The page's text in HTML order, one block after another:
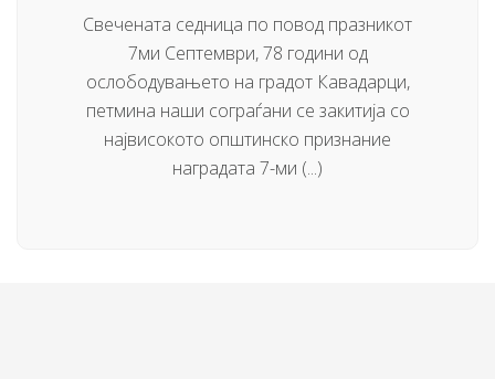
Свечената седница по повод празникот
7ми Септември, 78 години од
ослободувањето на градот Кавадарци,
петмина наши сограѓани се закитија со
највисокото општинско признание
наградата 7-ми (...)